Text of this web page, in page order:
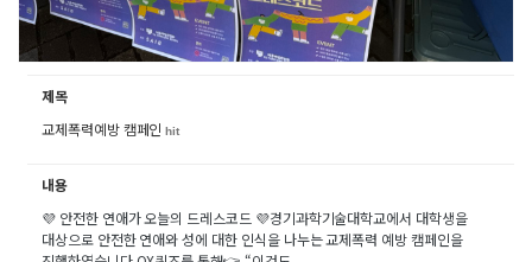
제목
교제폭력예방 캠페인hit
내용
💜 안전한 연애가 오늘의 드레스코드 💜경기과학기술대학교에서 대학생을
대상으로 안전한 연애와 성에 대한 인식을 나누는 교제폭력 예방 캠페인을